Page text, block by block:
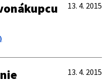
13. 4. 2015
13. 4. 2015